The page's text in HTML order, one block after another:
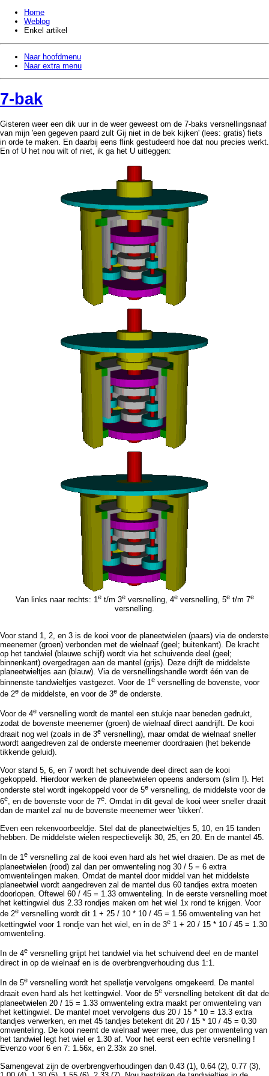
Home
Weblog
Enkel artikel
Naar hoofdmenu
Naar extra menu
7-bak
Gisteren weer een dik uur in de weer geweest om de 7-baks versnellingsnaaf
van mijn 'een gegeven paard zult Gij niet in de bek kijken' (lees: gratis) fiets
in orde te maken. En daarbij eens flink gestudeerd hoe dat nou precies werkt.
En of U het nou wilt of niet, ik ga het U uitleggen:
Van links naar rechts: 1et/m 3eversnelling, 4eversnelling, 5et/m 7e
versnelling.
Voor stand 1, 2, en 3 is de kooi voor de planeetwielen (paars) via de onderste
meenemer (groen) verbonden met de wielnaaf (geel; buitenkant). De kracht
op het tandwiel (blauwe schijf) wordt via het schuivende deel (geel;
binnenkant) overgedragen aan de mantel (grijs). Deze drijft de middelste
planeetwieltjes aan (blauw). Via de versnellingshandle wordt één van de
binnenste tandwieltjes vastgezet. Voor de 1e versnelling de bovenste, voor
de 2e de middelste, en voor de 3e de onderste.
Voor de 4e versnelling wordt de mantel een stukje naar beneden gedrukt,
zodat de bovenste meenemer (groen) de wielnaaf direct aandrijft. De kooi
draait nog wel (zoals in de 3e versnelling), maar omdat de wielnaaf sneller
wordt aangedreven zal de onderste meenemer doordraaien (het bekende
tikkende geluid).
Voor stand 5, 6, en 7 wordt het schuivende deel direct aan de kooi
gekoppeld. Hierdoor werken de planeetwielen opeens andersom (slim !). Het
onderste stel wordt ingekoppeld voor de 5e versnelling, de middelste voor de
6e, en de bovenste voor de 7e. Omdat in dit geval de kooi weer sneller draait
dan de mantel zal nu de bovenste meenemer weer 'tikken'.
Even een rekenvoorbeeldje. Stel dat de planeetwieltjes 5, 10, en 15 tanden
hebben. De middelste wielen respectievelijk 30, 25, en 20. En de mantel 45.
In de 1e versnelling zal de kooi even hard als het wiel draaien. De as met de
planeetwielen (rood) zal dan per omwenteling nog 30 / 5 = 6 extra
omwentelingen maken. Omdat de mantel door middel van het middelste
planeetwiel wordt aangedreven zal de mantel dus 60 tandjes extra moeten
doorlopen. Oftewel 60 / 45 = 1.33 omwenteling. In de eerste versnelling moet
het kettingwiel dus 2.33 rondjes maken om het wiel 1x rond te krijgen. Voor
de 2e versnelling wordt dit 1 + 25 / 10 * 10 / 45 = 1.56 omwenteling van het
kettingwiel voor 1 rondje van het wiel, en in de 3e 1 + 20 / 15 * 10 / 45 = 1.30
omwenteling.
In de 4e versnelling grijpt het tandwiel via het schuivend deel en de mantel
direct in op de wielnaaf en is de overbrengverhouding dus 1:1.
In de 5e versnelling wordt het spelletje vervolgens omgekeerd. De mantel
draait even hard als het kettingwiel. Voor de 5e versnelling betekent dit dat de
planeetwielen 20 / 15 = 1.33 omwenteling extra maakt per omwenteling van
het kettingwiel. De mantel moet vervolgens dus 20 / 15 * 10 = 13.3 extra
tandjes verwerken, en met 45 tandjes betekent dit 20 / 15 * 10 / 45 = 0.30
omwenteling. De kooi neemt de wielnaaf weer mee, dus per omwenteling van
het tandwiel legt het wiel er 1.30 af. Voor het eerst een echte versnelling !
Evenzo voor 6 en 7: 1.56x, en 2.33x zo snel.
Samengevat zijn de overbrengverhoudingen dan 0.43 (1), 0.64 (2), 0.77 (3),